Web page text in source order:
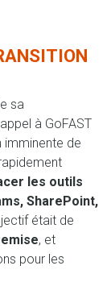
sa
à GoFAST
imminente de
les outils
SharePoint,
était de
, et
pour les